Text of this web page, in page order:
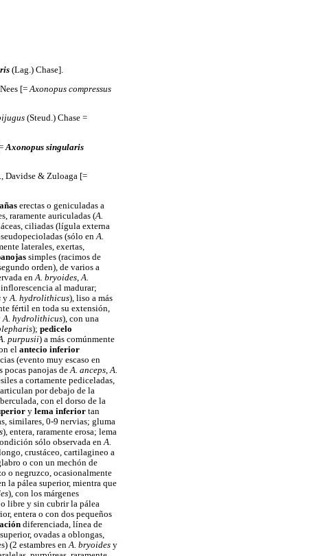
(Lag.) Chase].
[= Axonopus compressus
(Steud.) Chase =
Axonopus singularis
Davidse & Zuloaga [=
erectas o geniculadas a
raramente auriculadas (A.
ciliadas (lígula externa
(sólo enA.
laterales, exertas,
simples (racimos de
orden), de varios a
enA. bryoides,A.
al madurar;
yA. hydrolithicus), liso a más
fértil en toda su extensión,
A. hydrolithicus), con una
); pedicelo
purpusii) a más comúnmente
el antecio inferior
(evento muy escaso en
pocas panojas deA. anceps,A.
a cortamente pediceladas,
por debajo de la
con el dorso de la
y lema inferior tan
similares, 0-9 nervias; gluma
), entera, raramente erosa; lema
sólo observada enA.
crustáceo, cartilagineo a
o con un mechón de
o negruzco, ocasionalmente
la pálea superior, mientra que
), con los márgenes
libre y sin cubrir la pálea
entera o con dos pequeños
diferenciada, línea de
ovadas a oblongas,
(2 estambres enA. bryoides y